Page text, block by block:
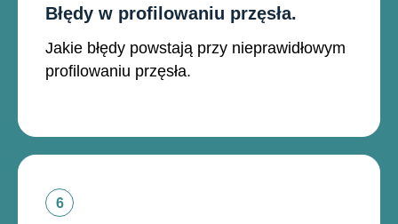
Błędy w profilowaniu przęsła.
Jakie błędy powstają przy nieprawidłowym
profilowaniu przęsła.